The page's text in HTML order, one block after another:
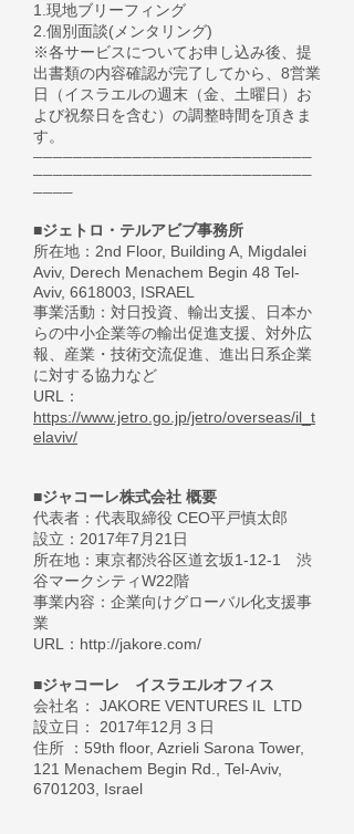
1.現地ブリーフィング
2.個別面談(メンタリング)
※各サービスについてお申し込み後、提
出書類の内容確認が完了してから、8営業
日（イスラエルの週末（金、土曜日）お
よび祝祭日を含む）の調整時間を頂きま
す。
────────────────────────────
────────────────────────────
────
■ジェトロ・テルアビブ事務所
所在地：2nd Floor, Building A, Migdalei
Aviv, Derech Menachem Begin 48 Tel-
Aviv, 6618003 , ISRAEL
事業活動：対日投資、輸出支援、日本か
らの中小企業等の輸出促進支援、対外広
報、産業・技術交流促進、進出日系企業
に対する協力など
URL：
https://www.jetro.go.jp/jetro/overseas/il_t
elaviv/
■ジャコーレ株式会社 概要
代表者：代表取締役 CEO平戸慎太郎
設立：2017年7月21日
所在地：東京都渋谷区道玄坂1-12-1 渋
谷マークシティW22階
事業内容：企業向けグローバル化支援事
業
URL： http://jakore.com/
■ジャコーレ イスラエルオフィス
会社名： JAKORE VENTURES IL LTD
設立日： 2017年12月３日
住所 ：59th floor, Azrieli Sarona Tower,
121 Menachem Begin Rd., Tel-Aviv,
6701203 , Israel